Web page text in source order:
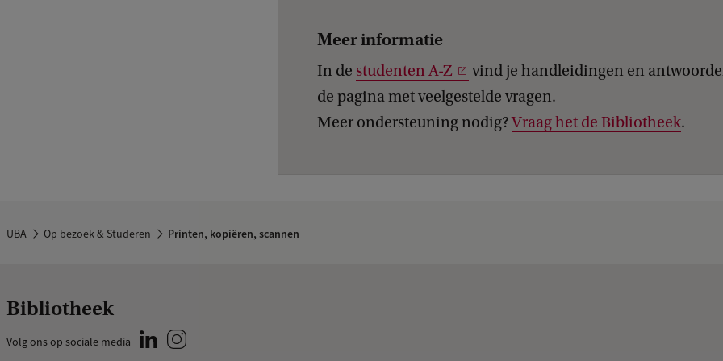
Meer informatie
In de studenten A-Z
vind je handleidingen en
de pagina met veelgestelde vragen.
Meer ondersteuning nodig?Vraag het de Bibliotheek.
UBA Op bezoek & Studeren Printen, kopiëren, scannen
Bibliotheek
Volg ons op sociale media